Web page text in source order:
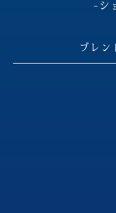
-シ
ブレ